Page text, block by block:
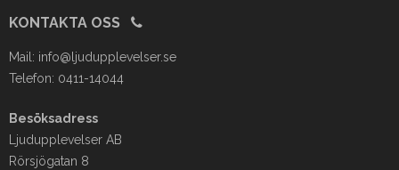
KONTAKTA OSS
Mail: info@ljudupplevelser.se
Telefon: 0411-14044
Besöksadress
Ljudupplevelser AB
Rörsjögatan 8